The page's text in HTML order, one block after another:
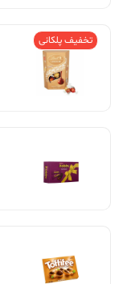
تخفیف پلکانی